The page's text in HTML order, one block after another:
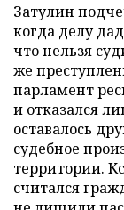
Затулин
когда делу
что нельзя
же
парламент
и отказался
оставалось
судебное
территории.
считался